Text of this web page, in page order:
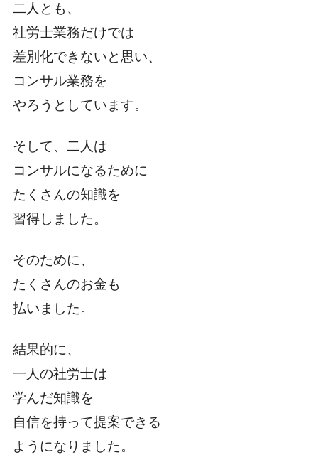
二人とも、
社労士業務だけでは
差別化できないと思い、
コンサル業務を
やろうとしています。
そして、二人は
コンサルになるために
たくさんの知識を
習得しました。
そのために、
たくさんのお金も
払いました。
結果的に、
一人の社労士は
学んだ知識を
自信を持って提案できる
ようになりました。